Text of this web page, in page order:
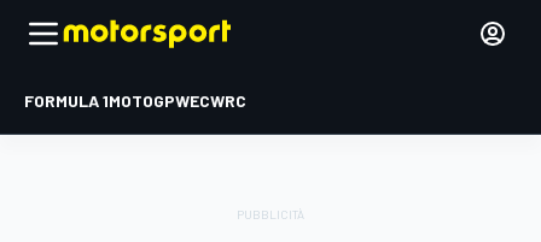
FORMULA 1MOTOGPWECWRC